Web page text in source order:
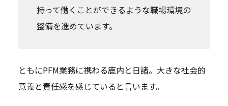
持って働くことができるような職場環境の
整備を進めています。
ともにPFM業務に携わる鹿内と日諸。大きな社会的
意義と責任感を感じていると言います。